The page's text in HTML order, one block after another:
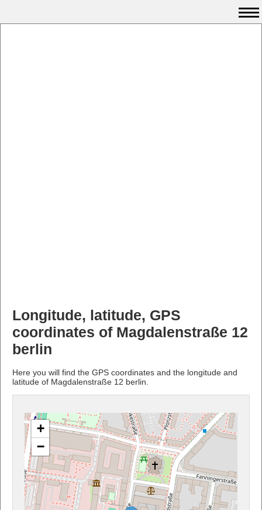
Longitude, latitude, GPS
coordinates of Magdalenstraße 12
berlin
Here you will find the GPS coordinates and the longitude and
latitude of Magdalenstraße 12 berlin.
+
−